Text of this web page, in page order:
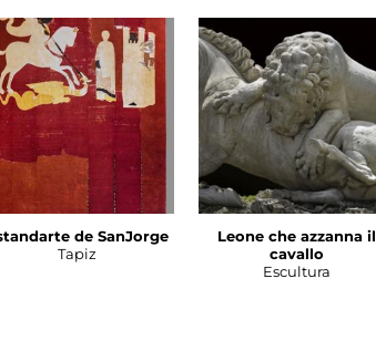
de SanJorge
Tapiz
Leone che azzanna il
cavallo
Escultura